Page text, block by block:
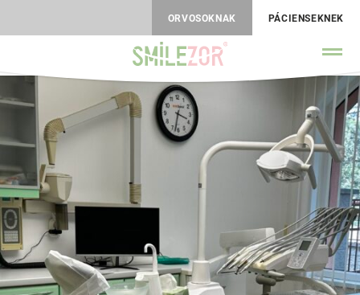
ORVOSOKNAK PÁCIENSEKNEK